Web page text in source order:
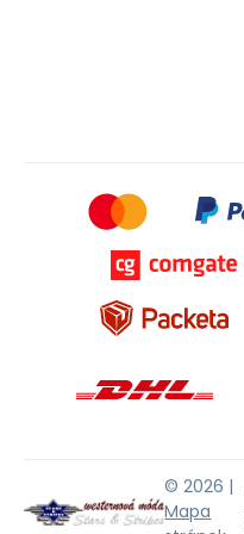
© 2026 |
Mapa